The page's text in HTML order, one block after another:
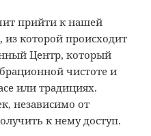
прийти к нашей
из которой происходит
Центр, который
чистоте и
или традициях.
независимо от
к нему доступ.